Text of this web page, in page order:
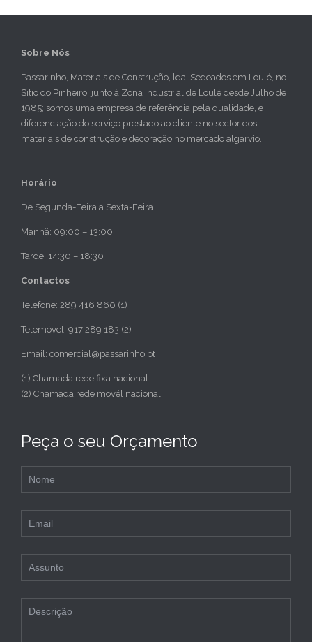
Sobre Nós
Passarinho, Materiais de Construção, lda. Sedeados em Loulé, no
Sitio do Pinheiro, junto à Zona Industrial de Loulé desde Julho de
1985; somos uma empresa de referência pela qualidade, e
diferenciação do serviço prestado ao cliente no sector dos
materiais de construção e decoração no mercado algarvio.
Horário
De Segunda-Feira a Sexta-Feira
Manhã: 09:00 – 13:00
Tarde: 14:30 – 18:30
Contactos
Telefone: 289 416 860 (1)
Telemóvel: 917 289 183 (2)
Email: comercial@passarinho.pt
(1) Chamada rede fixa nacional.
(2) Chamada rede movél nacional.
Peça o seu Orçamento